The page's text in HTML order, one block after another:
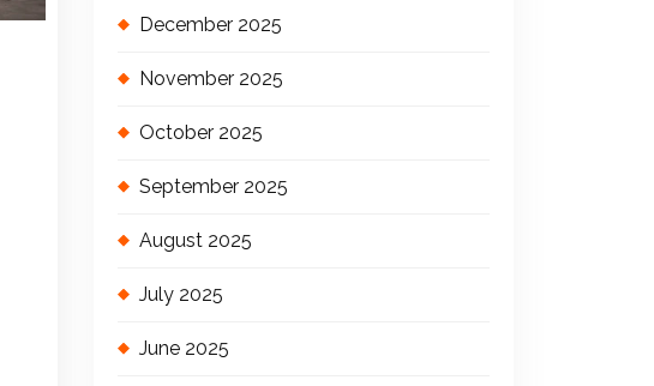
December 2025
November 2025
October 2025
September 2025
August 2025
July 2025
June 2025